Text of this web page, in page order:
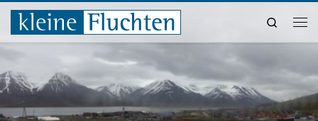
Zum Inhalt springen
Search